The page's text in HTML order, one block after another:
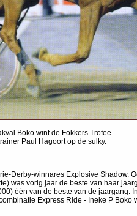
Boko wint de Fokkers Trofee
Paul Hagoort op de sulky.
Derby-winnares Explosive
was vorig jaar de beste van haar
één van de beste van de
Express Ride - Ineke P